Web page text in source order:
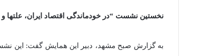
نخستین نشست “در خودماندگی اقتصاد ایران، علتها
به گزارش صبح مشهد، دبیر این همایش گفت: این